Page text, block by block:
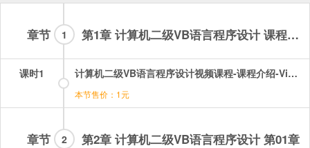
章节 第1章 计算机二级VB语言程序设计 课程介绍
1
课时1 计算机二级VB语言程序设计视频课程-课程介绍-VisualBasic数据库程序设计考纲及课程介绍.mp4
本节售价：1元
章节 第2章 计算机二级VB语言程序设计 第01章
2